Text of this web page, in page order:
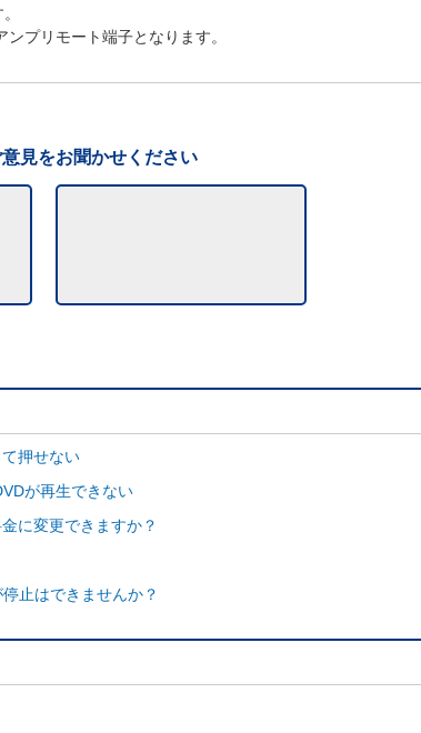
プリモート端子となります。
見をお聞かせください
押せない
が再生できない
に変更できますか？
止はできませんか？